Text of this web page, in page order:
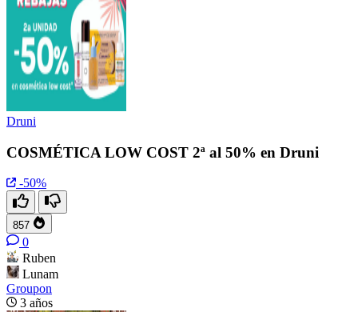
Druni
COSMÉTICA LOW COST 2ª al 50% en Druni
-50%
857
0
Ruben
Lunam
Groupon
3 años